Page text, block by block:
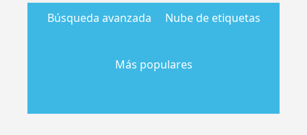
Búsqueda avanzada Nube de etiquetas
Más populares